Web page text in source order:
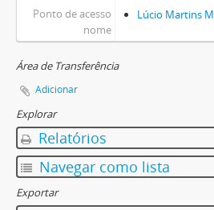
Ponto de acesso
nome
Lúcio Martins
Área de Transferência
Adicionar
Explorar
Relatórios
Navegar como lista
Exportar